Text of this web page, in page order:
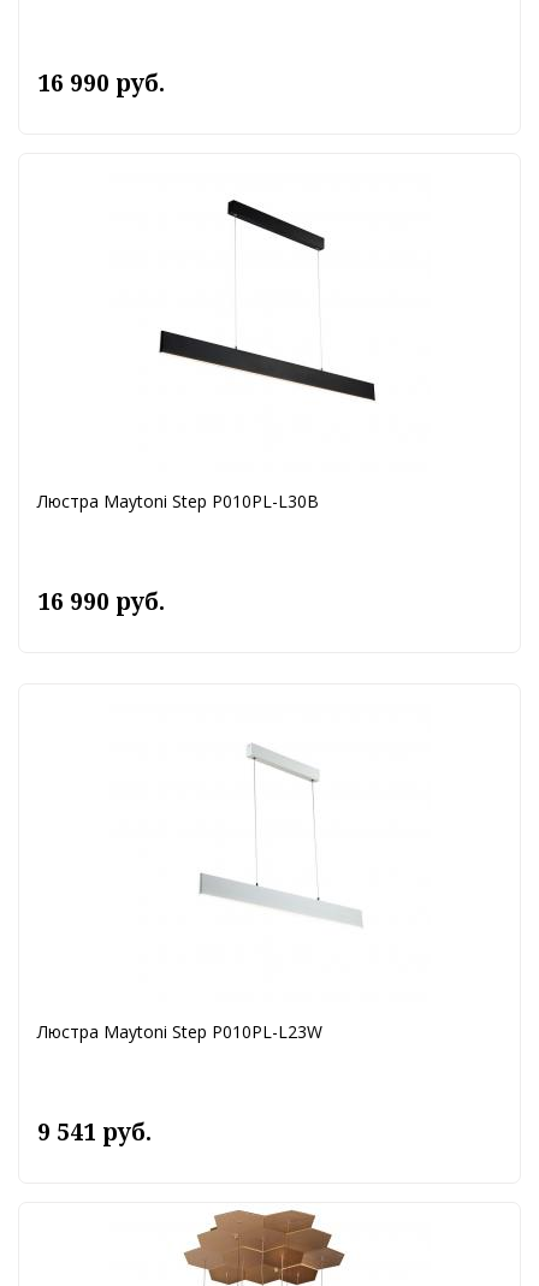
16 990 руб.
Люстра Maytoni Step P010PL-L30B
16 990 руб.
Люстра Maytoni Step P010PL-L23W
9 541 руб.